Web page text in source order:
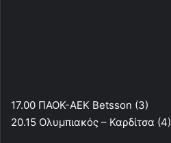
17.00 ΠΑΟΚ-ΑΕΚ Betsson (3)
20.15 Ολυμπιακός – Καρδίτσα (4)